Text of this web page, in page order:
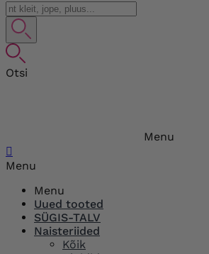
Otsi
Menu

Menu
Menu
Uued tooted
SÜGIS-TALV
Naisteriided
Kõik